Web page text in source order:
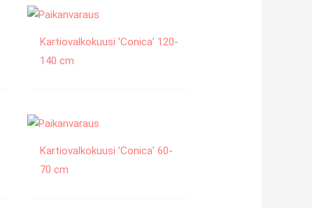
Kartiovalkokuusi ’Conica’ 120-
140 cm
Kartiovalkokuusi ’Conica’ 60-
70 cm